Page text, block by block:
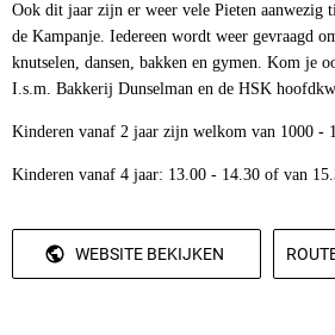
Ook dit jaar zijn er weer vele Pieten aanwezig
de Kampanje. Iedereen wordt weer gevraagd
knutselen, dansen, bakken en gymen. Kom je
I.s.m. Bakkerij Dunselman en de HSK
Kinderen vanaf 2 jaar zijn welkom van 1000 -
Kinderen vanaf 4 jaar: 13.00 - 14.30 of van
WEBSITE BEKIJKEN